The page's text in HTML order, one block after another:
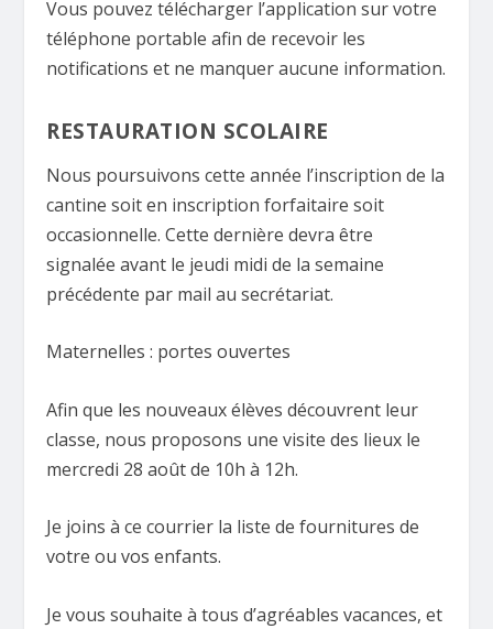
Vous pouvez télécharger l’application sur votre
téléphone portable afin de recevoir les
notifications et ne manquer aucune information.
RESTAURATION SCOLAIRE
Nous poursuivons cette année l’inscription de la
cantine soit en inscription forfaitaire soit
occasionnelle. Cette dernière devra être
signalée avant le jeudi midi de la semaine
précédente par mail au secrétariat.
Maternelles : portes ouvertes
Afin que les nouveaux élèves découvrent leur
classe, nous proposons une visite des lieux le
mercredi 28 août de 10h à 12h.
Je joins à ce courrier la liste de fournitures de
votre ou vos enfants.
Je vous souhaite à tous d’agréables vacances, et